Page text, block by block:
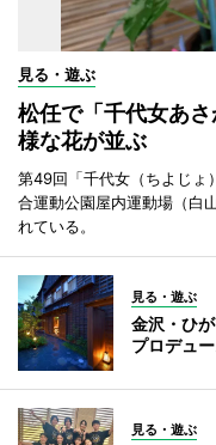
見る・遊ぶ
松任で「千代女あ
様な花が並ぶ
第49回「千代女（ちよじょ
合運動公園屋内運動場（白
れている。
見る・遊ぶ
金沢・ひ
プロデュ
見る・遊ぶ